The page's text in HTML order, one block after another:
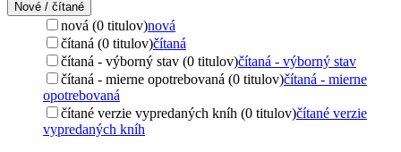
Nové / čítané
nová (0 titulov)nová
čítaná (0 titulov)čítaná
čítaná - výborný stav (0 titulov)čítaná - výborný stav
čítaná - mierne opotrebovaná (0 titulov)čítaná - mierne
opotrebovaná
čítané verzie vypredaných kníh (0 titulov)čítané verzie
vypredaných kníh